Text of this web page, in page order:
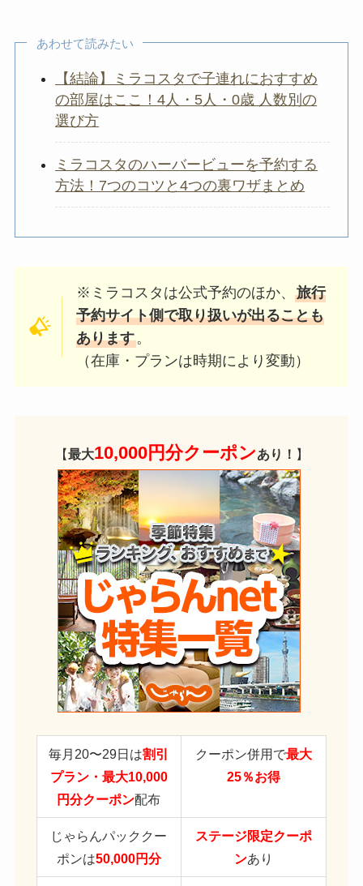
あわせて読みたい
【結論】ミラコスタで子連れにおすすめ
の部屋はここ！4人・5人・0歳 人数別の
選び方
ミラコスタのハーバービューを予約する
方法！7つのコツと4つの裏ワザまとめ
※ミラコスタは公式予約のほか、旅行
予約サイト側で取り扱いが出ることも
あります。
（在庫・プランは時期により変動）
【最大10,000円分クーポンあり！ 】
毎月20〜29日は割引
プラン・最大10,000
円分クーポン配布
クーポン併用で最大
25％お得
じゃらんパッククー
ポンは50,000円分
ステージ限定クーポ
ンあり